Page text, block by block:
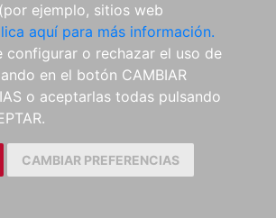
ejemplo, sitios web
aquí para más información.
configurar o rechazar el uso de
en el botón CAMBIAR
o aceptarlas todas pulsando
CAMBIAR PREFERENCIAS